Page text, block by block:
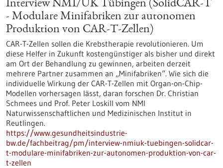
Interview NMI/UK Tübingen (SolidCAR-T
- Modulare Minifabriken zur autonomen
Produktion von CAR-T-Zellen)
CAR-T-Zellen sollen die Krebstherapie revolutionieren. Um
diese Helfer in Zukunft kostengünstiger als bisher und direkt
am Ort der Behandlung zu gewinnen, arbeiten derzeit
mehrere Partner zusammen an „Minifabriken“. Wie sich die
individuelle Wirkung der CAR-T-Zellen mit Organ-on-Chip-
Modellen vorhersagen lässt, daran forschen Dr. Christian
Schmees und Prof. Peter Loskill vom NMI
Naturwissenschaftlichen und Medizinischen Institut in
Reutlingen.
https://www.gesundheitsindustrie-
bw.de/fachbeitrag/pm/interview-nmiuk-tuebingen-solidcar-
t-modulare-minifabriken-zur-autonomen-produktion-von-car-
t-zellen